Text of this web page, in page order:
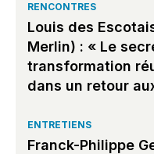
RENCONTRES
Louis des
Merlin) : « Le
transformation
dans un retour
ENTRETIENS
Franck-Philippe